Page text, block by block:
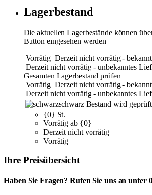
Lagerbestand
Die aktuellen Lagerbestände können
Button eingesehen werden
Vorrätig Derzeit nicht vorrätig -
Derzeit nicht vorrätig - unbekanntes
Gesamten Lagerbestand prüfen
Vorrätig Derzeit nicht vorrätig -
Derzeit nicht vorrätig - unbekanntes
schwarz Bestand wird geprüft
{0} St.
Vorrätig ab {0}
Derzeit nicht vorrätig
Vorrätig
Ihre Preisübersicht
Haben Sie Fragen? Rufen Sie uns an unter